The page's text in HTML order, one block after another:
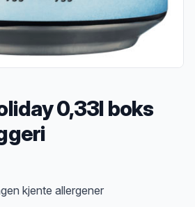
0,33l boks
kjente allergener